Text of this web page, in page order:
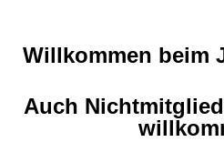
Willkommen beim
Auch